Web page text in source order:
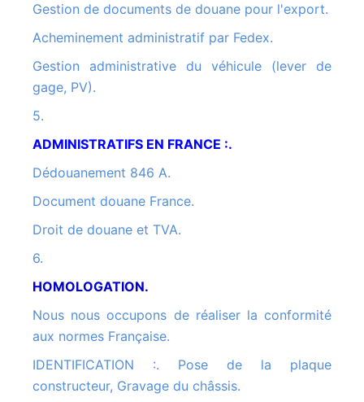
Gestion de documents de douane pour l'export.
Acheminement administratif par Fedex.
Gestion administrative du véhicule (lever de
gage, PV).
5.
ADMINISTRATIFS EN FRANCE :.
Dédouanement 846 A.
Document douane France.
Droit de douane et TVA.
6.
HOMOLOGATION.
Nous nous occupons de réaliser la conformité
aux normes Française.
IDENTIFICATION :. Pose de la plaque
constructeur, Gravage du châssis.